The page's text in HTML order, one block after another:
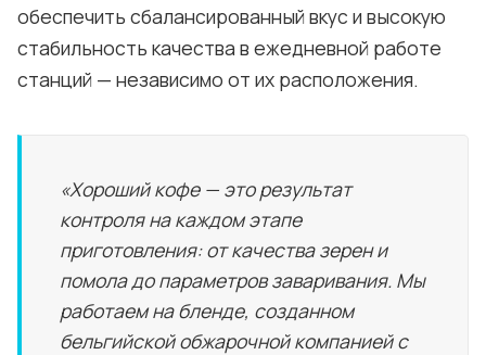
обеспечить сбалансированный вкус и высокую
стабильность качества в ежедневной работе
станций — независимо от их расположения.
«Хороший кофе — это результат
контроля на каждом этапе
приготовления: от качества зерен и
помола до параметров заваривания. Мы
работаем на бленде, созданном
бельгийской обжарочной компанией с